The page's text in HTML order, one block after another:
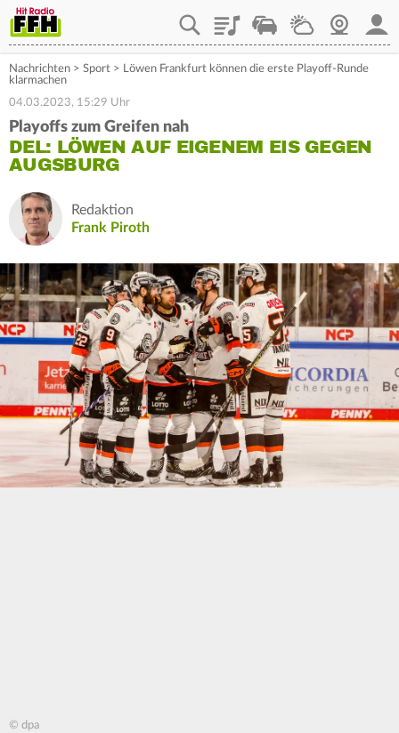
PlaylistStaupilotWetterWebcam
Nachrichten > Sport > Löwen Frankfurt können die erste Playoff-Runde
klarmachen
04.03.2023, 15:29 Uhr
Playoffs zum Greifen nah
DEL: LÖWEN AUF EIGENEM EIS GEGEN
AUGSBURG
Redaktion
Frank Piroth
© dpa